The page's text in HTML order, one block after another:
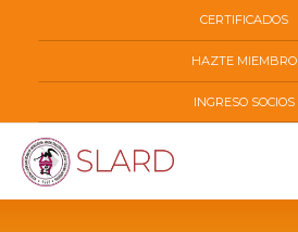
CERTIFICADOS
HAZTE MIEMBRO
INGRESO SOCIOS